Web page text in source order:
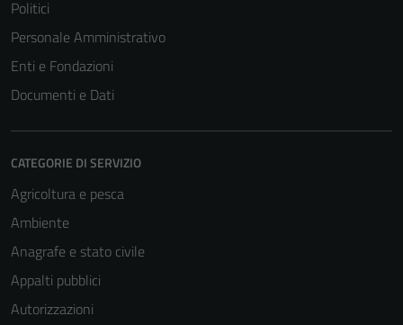
Politici
Personale Amministrativo
Enti e Fondazioni
Documenti e Dati
CATEGORIE DI SERVIZIO
Agricoltura e pesca
Ambiente
Anagrafe e stato civile
Appalti pubblici
Autorizzazioni